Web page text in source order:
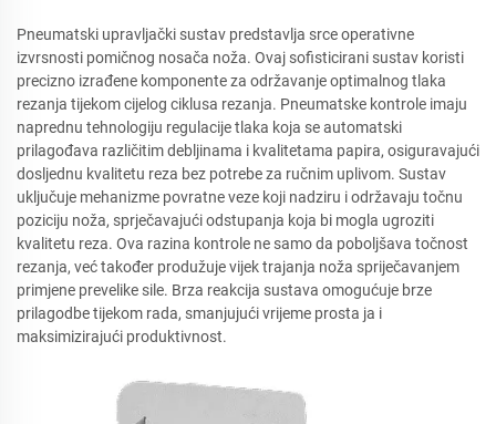
Pneumatski upravljački sustav predstavlja srce operativne
izvrsnosti pomičnog nosača noža. Ovaj sofisticirani sustav koristi
precizno izrađene komponente za održavanje optimalnog tlaka
rezanja tijekom cijelog ciklusa rezanja. Pneumatske kontrole imaju
naprednu tehnologiju regulacije tlaka koja se automatski
prilagođava različitim debljinama i kvalitetama papira, osiguravajući
dosljednu kvalitetu reza bez potrebe za ručnim uplivom. Sustav
uključuje mehanizme povratne veze koji nadziru i održavaju točnu
poziciju noža, sprječavajući odstupanja koja bi mogla ugroziti
kvalitetu reza. Ova razina kontrole ne samo da poboljšava točnost
rezanja, već također produžuje vijek trajanja noža spriječavanjem
primjene prevelike sile. Brza reakcija sustava omogućuje brze
prilagodbe tijekom rada, smanjujući vrijeme prosta ja i
maksimizirajući produktivnost.